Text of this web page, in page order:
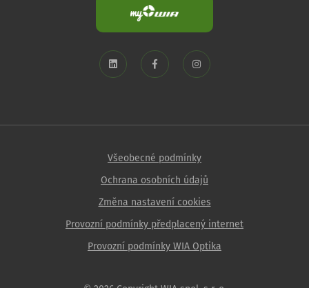
Všeobecné podmínky
Ochrana osobních údajů
Změna nastavení cookies
Provozní podmínky předplacený internet
Provozní podmínky WIA Optika